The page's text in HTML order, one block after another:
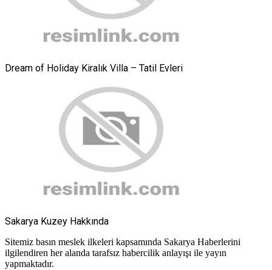
Dream of Holiday Kiralık Villa – Tatil Evleri
Sakarya Kuzey Hakkında
Sitemiz basın meslek ilkeleri kapsamında Sakarya Haberlerini
ilgilendiren her alanda tarafsız habercilik anlayışı ile yayın
yapmaktadır.